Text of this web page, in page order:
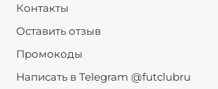
Контакты
Оставить отзыв
Промокоды
Написать в Telegram @futclubru